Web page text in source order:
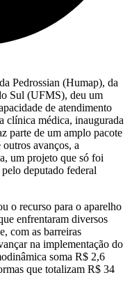
Pedrossian (Humap), da
Sul (UFMS), deu um
de atendimento
clínica médica, inaugurada
parte de um amplo pacote
avanços, a
um projeto que só foi
deputado federal
o recurso para o aparelho
enfrentaram diversos
com as barreiras
na implementação do
soma R$ 2,6
que totalizam R$ 34